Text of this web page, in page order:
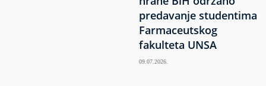
predavanje studentima
Farmaceutskog
fakulteta UNSA
09.07.2026.